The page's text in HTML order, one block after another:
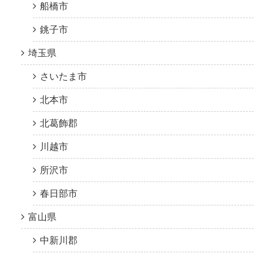
船橋市
銚子市
埼玉県
さいたま市
北本市
北葛飾郡
川越市
所沢市
春日部市
富山県
中新川郡